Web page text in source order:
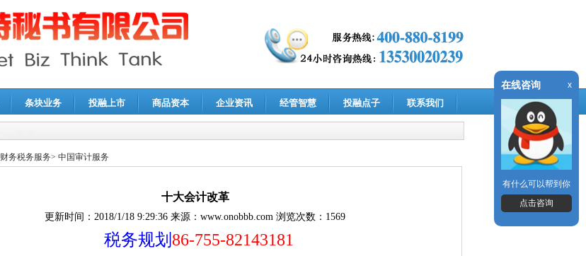
条块业务 投融上市 商品资本 企业资讯 经管智慧 投融点子 联系我们
财务税务服务> 中国审计服务
十大会计改革
更新时间： 2018/1/18 9:29:36 来源： www.onobbb.com 浏览次数：1569
税务规划 86-755-82143181
在线咨询 x
有什么可以帮到你
点击咨询